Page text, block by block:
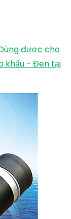
được cho
khẩu - Đen tại